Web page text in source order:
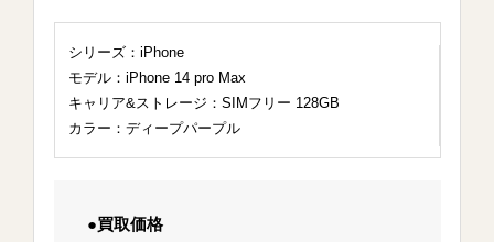
シリーズ：iPhone
モデル：iPhone 14 pro Max
キャリア&ストレージ：SIMフリー 128GB
カラー：ディープパープル
●買取価格